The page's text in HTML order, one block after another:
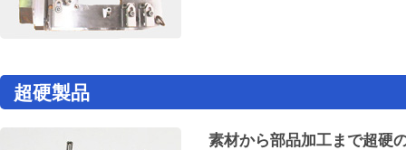
超硬製品
素材から部品加工まで超硬